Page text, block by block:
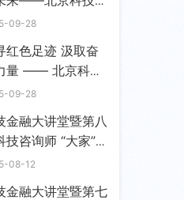
展服务中心党支部
09-28
红色足迹 汲取奋
量 —— 北京科技
发展服务中心筹备
主题教育参观学习
09-28
金融大讲堂暨第八
技咨询师 “大家”
功举办
08-12
金融大讲堂暨第七